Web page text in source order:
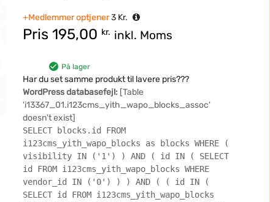
+Medlemmer optjener3Kr.
Pris 195,00 kr. inkl. Moms
På lager
Har du set samme produkt til lavere pris???
WordPress databasefejl: [Table
'i13367_01.i123cms_yith_wapo_blocks_assoc'
doesn't exist]
SELECT blocks.id FROM
i123cms_yith_wapo_blocks as blocks WHERE (
visibility IN ('1') ) AND ( id IN ( SELECT
id FROM i123cms_yith_wapo_blocks WHERE
vendor_id IN ('0') ) ) AND ( ( id IN (
SELECT id FROM i123cms_yith_wapo_blocks